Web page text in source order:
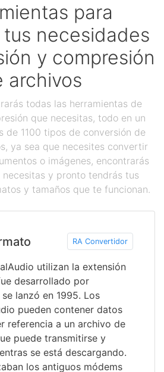
para
necesidades
y compresión
archivos
todas las herramientas de
que necesitas, todo en un
de 1100 tipos de conversión de
ya sea que necesites convertir
o imágenes, encontrarás
y pronto tendrás tus
y tamaños que te funcionan.
RA Convertidor
utilizan la extensión
desarrollado por
lanzó en 1995. Los
pueden contener datos
referencia a un archivo de
puede transmitirse y
se está descargando.
los antiguos módems